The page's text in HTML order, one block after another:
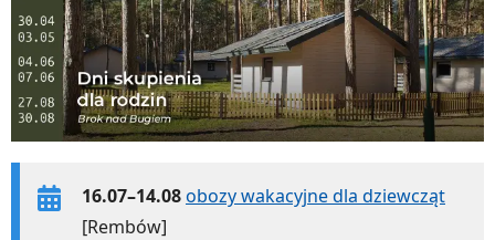
16.07–14.08obozy wakacyjne dla dziewcząt
[Rembów]